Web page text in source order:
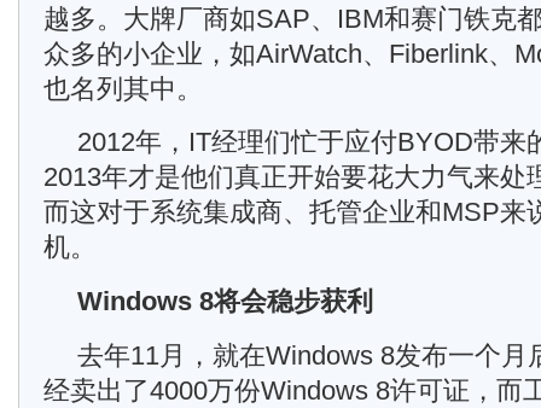
越多。大牌厂商如SAP、IBM和赛门铁克
众多的小企业，如AirWatch、Fiberlink、
也名列其中。
2012年，IT经理们忙于应付BYOD带来
2013年才是他们真正开始要花大力气来处
而这对于系统集成商、托管企业和MSP来
机。
Windows 8将会稳步获利
去年11月，就在Windows 8发布一个月
经卖出了4000万份Windows 8许可证，而